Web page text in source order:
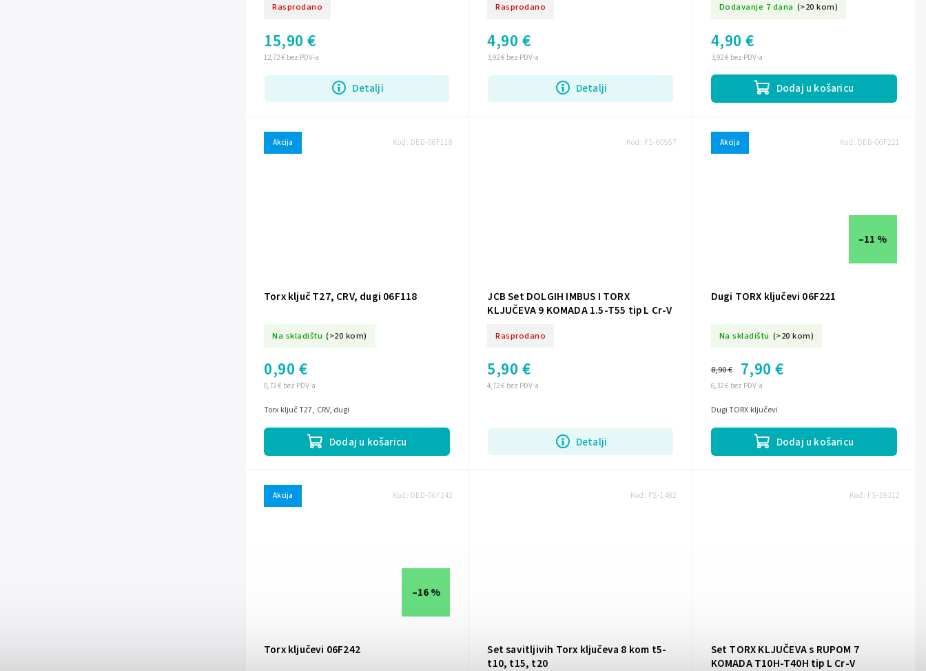
Rasprodano
12,72 € bez PDV-a
15,90 €
Detalji
Rasprodano
3,92 € bez PDV-a
4,90 €
Detalji
Dodavanje 7 dana (>20 kom)
3,92 € bez PDV-a
4,90 €
Dodaj u košaricu
Akcija
Torx ključ T27, CRV, dugi 06F118
Na skladištu (>20 kom)
0,72 € bez PDV-a
0,90 €
Dodaj u košaricu
Torx ključ T27, CRV, dugi
Kod: DED-06F118
JCB Set DOLGIH IMBUS I TORX
KLJUČEVA 9 KOMADA 1.5-T55 tip L Cr-V
Rasprodano
4,72 € bez PDV-a
5,90 €
Detalji
Kod: FS-60957 Akcija
–11 %
Dugi TORX ključevi 06F221
Na skladištu (>20 kom)
6,32 € bez PDV-a
8,90 € 7,90 €
Dodaj u košaricu
Dugi TORX ključevi
Kod: DED-06F221
Akcija
–16 %
Torx ključevi 06F242
Kod: DED-06F242
Set savitljivih Torx ključeva 8 kom t5-
t10, t15, t20
Kod: FS-1482
Set TORX KLJUČEVA s RUPOM 7
KOMADA T10H-T40H tip L Cr-V
Kod: FS-59312